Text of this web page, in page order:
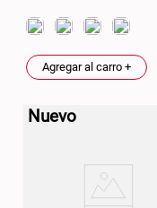
Canasto Bambú
Agregar al carro +
Nuevo